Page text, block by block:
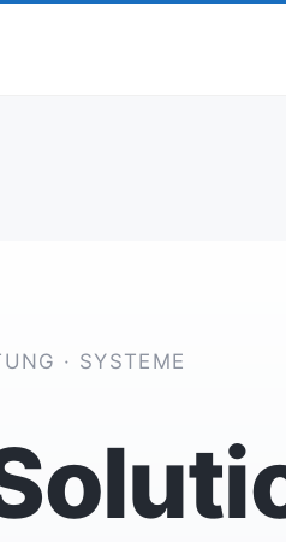
· SYSTEME